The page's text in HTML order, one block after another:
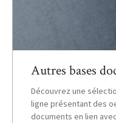
Autres bases
Découvrez une
ligne présentant des
documents en lien